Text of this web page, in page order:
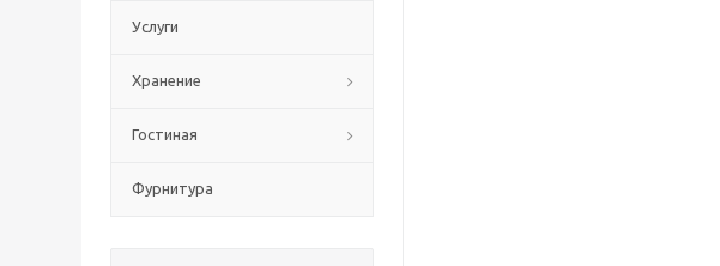
Услуги
Хранение
Гостиная
Фурнитура